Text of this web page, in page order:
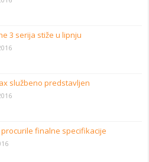
3 serija stiže u lipnju
službeno predstavljen
procurile finalne specifikacije